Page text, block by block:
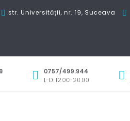
str. Universității, nr. 19, Suceava
0757/499.944
L-D: 12:00-20:00